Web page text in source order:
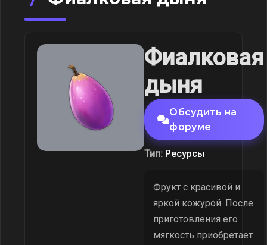
Фиалковая
дыня
Обсудить на
форуме
Тип: Ресурсы
Фрукт с красивой и
яркой кожурой. После
приготовления его
мягкость приобретает